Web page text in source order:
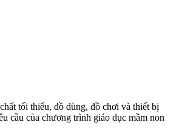
tối thiểu, đồ dùng, đồ chơi và thiết bị
cầu của chương trình giáo dục mầm non